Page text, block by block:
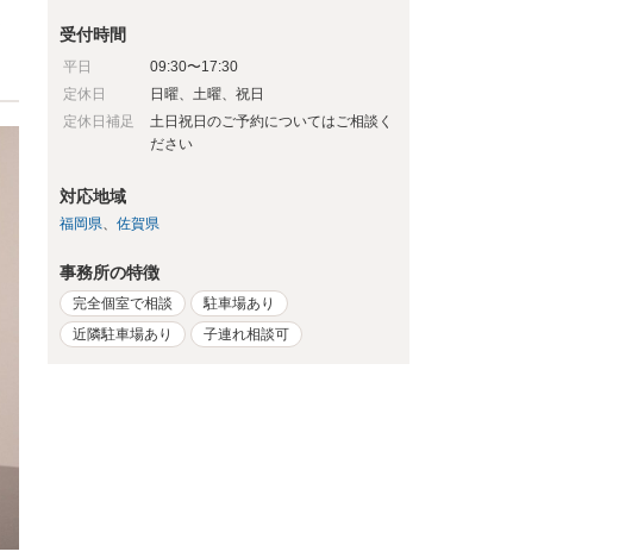
受付時間
平日
09:30〜17:30
定休日
日曜、土曜、祝日
定休日補足
土日祝日のご予約についてはご相談く
ださい
対応地域
福岡県 佐賀県
事務所の特徴
完全個室で相談
駐車場あり
近隣駐車場あり
子連れ相談可